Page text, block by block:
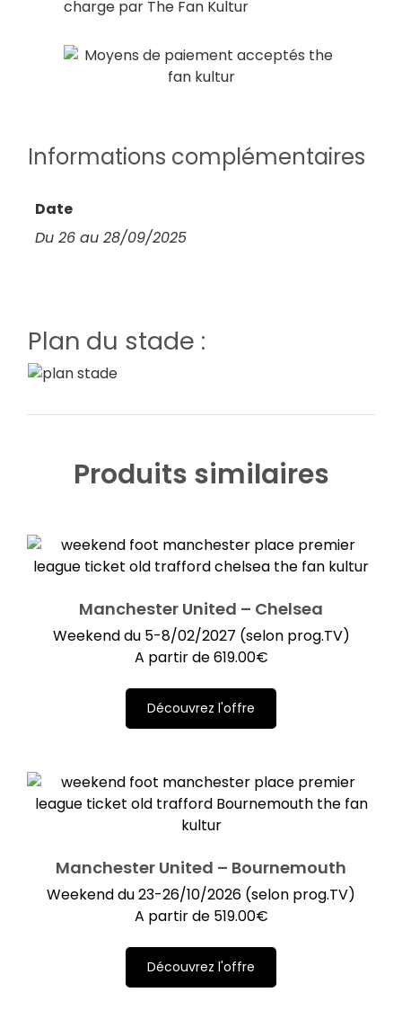
charge par The Fan Kultur
Informations complémentaires
Date
Du 26 au 28/09/2025
Plan du stade :
Produits similaires
Manchester United – Chelsea
Weekend du 5-8/02/2027 (selon prog.TV)
A partir de619.00€
Découvrez l'offre
Manchester United – Bournemouth
Weekend du 23-26/10/2026 (selon prog.TV)
A partir de 519.00€
Découvrez l'offre